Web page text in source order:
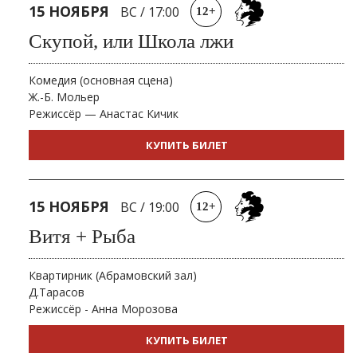
15 НОЯБРЯ ВС / 17:00 12+
Скупой, или Школа лжи
Комедия (основная сцена)
Ж.-Б. Мольер
Режиссёр — Анастас Кичик
КУПИТЬ БИЛЕТ
15 НОЯБРЯ ВС / 19:00 12+
Витя + Рыба
Квартирник (Абрамовский зал)
Д.Тарасов
Режиссёр - Анна Морозова
КУПИТЬ БИЛЕТ